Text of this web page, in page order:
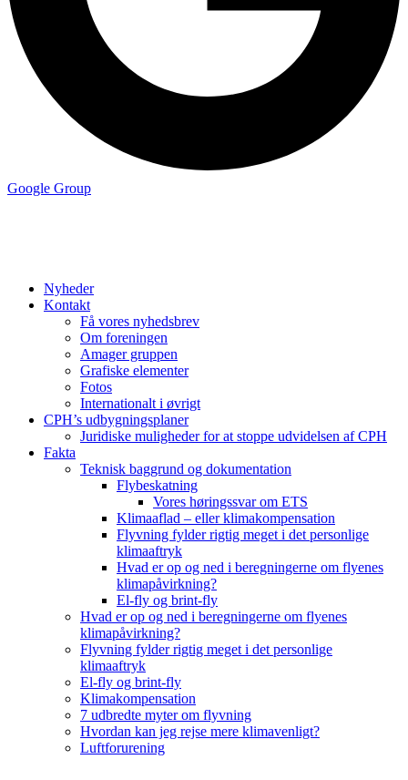
Google Group
Nyheder
Kontakt
Få vores nyhedsbrev
Om foreningen
Amager gruppen
Grafiske elementer
Fotos
Internationalt i øvrigt
CPH’s udbygningsplaner
Juridiske muligheder for at stoppe udvidelsen af CPH
Fakta
Teknisk baggrund og dokumentation
Flybeskatning
Vores høringssvar om ETS
Klimaaflad – eller klimakompensation
Flyvning fylder rigtig meget i det personlige
klimaaftryk
Hvad er op og ned i beregningerne om flyenes
klimapåvirkning?
El-fly og brint-fly
Hvad er op og ned i beregningerne om flyenes
klimapåvirkning?
Flyvning fylder rigtig meget i det personlige
klimaaftryk
El-fly og brint-fly
Klimakompensation
7 udbredte myter om flyvning
Hvordan kan jeg rejse mere klimavenligt?
Luftforurening